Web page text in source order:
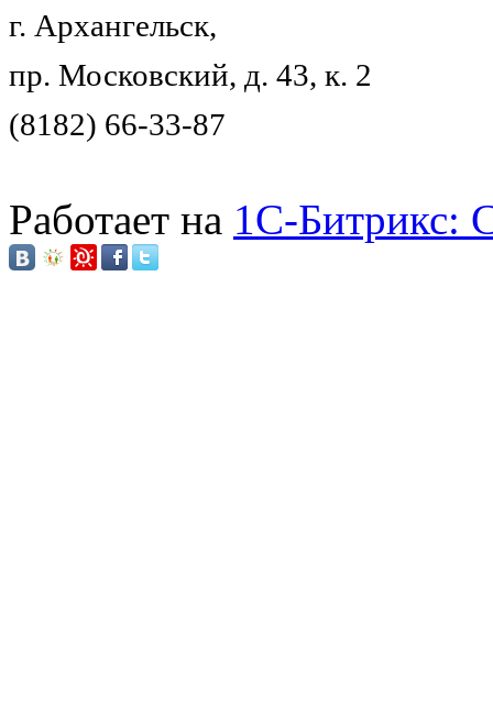
г. Архангельск,
пр. Московский, д. 43, к. 2
(8182) 66-33-87
Работает на 1C-Битрикс: